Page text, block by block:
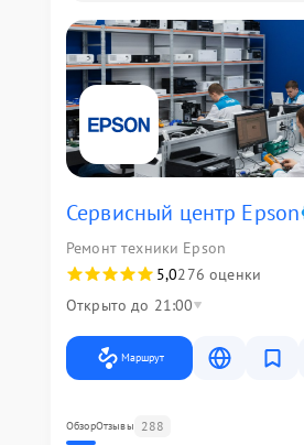
Сервисный центр Epson
Ремонт техники Epson
5,0276 оценки
Открыто до 21:00
Маршрут
ОбзорОтзывы 288